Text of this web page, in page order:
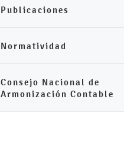
Publicaciones
Normatividad
Consejo Nacional de
Armonización Contable